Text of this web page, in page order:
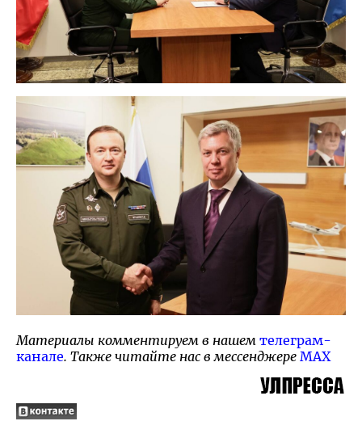
Материалы комментируем в нашем телеграм-
канале. Также читайте нас в мессенджере MAX